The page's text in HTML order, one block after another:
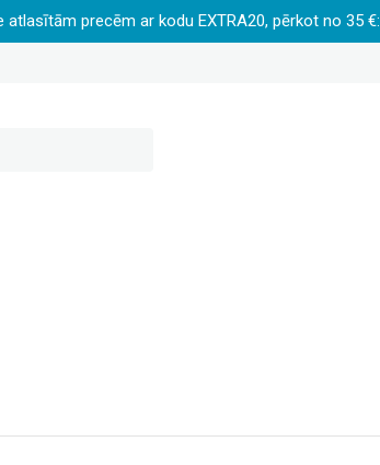
atlasītām precēm ar kodu EXTRA20, pērkot no 35 €: